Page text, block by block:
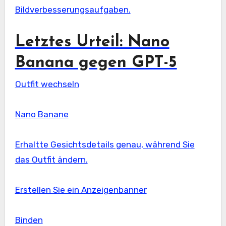
Bildverbesserungsaufgaben.
Letztes Urteil: Nano
Banana gegen GPT-5
Outfit wechseln
Nano Banane
Erhaltte Gesichtsdetails genau, während Sie
das Outfit ändern.
Erstellen Sie ein Anzeigenbanner
Binden